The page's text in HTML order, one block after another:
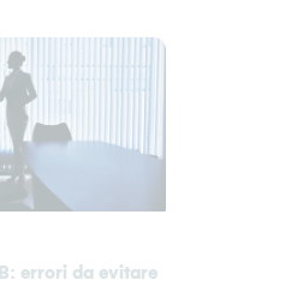
errori da evitare